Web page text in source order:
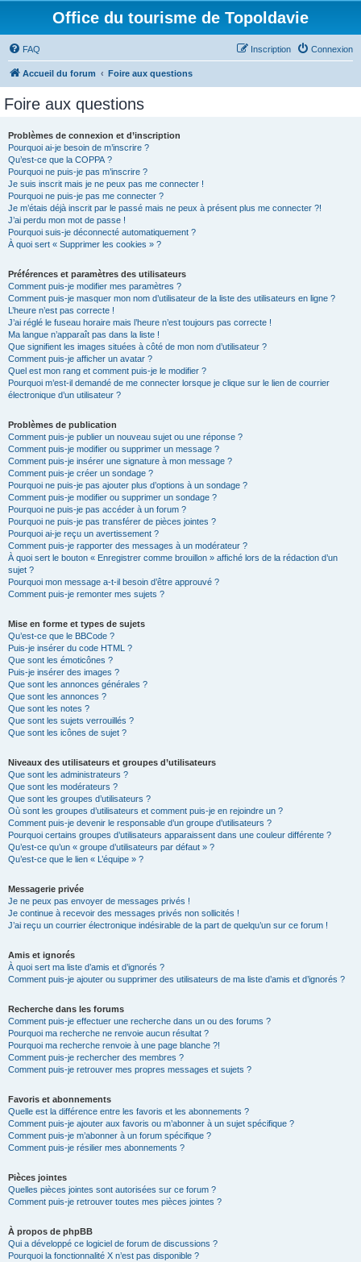
Office du tourisme de Topoldavie
FAQ Connexion
Inscription
Accueil du forum Foire aux questions
Foire aux questions
Problèmes de connexion et d’inscription
Pourquoi ai-je besoin de m’inscrire ?
Qu’est-ce que la COPPA ?
Pourquoi ne puis-je pas m’inscrire ?
Je suis inscrit mais je ne peux pas me connecter !
Pourquoi ne puis-je pas me connecter ?
Je m’étais déjà inscrit par le passé mais ne peux à présent plus me connecter ?!
J’ai perdu mon mot de passe !
Pourquoi suis-je déconnecté automatiquement ?
À quoi sert « Supprimer les cookies » ?
Préférences et paramètres des utilisateurs
Comment puis-je modifier mes paramètres ?
Comment puis-je masquer mon nom d’utilisateur de la liste des utilisateurs en ligne ?
L’heure n’est pas correcte !
J’ai réglé le fuseau horaire mais l’heure n’est toujours pas correcte !
Ma langue n’apparaît pas dans la liste !
Que signifient les images situées à côté de mon nom d’utilisateur ?
Comment puis-je afficher un avatar ?
Quel est mon rang et comment puis-je le modifier ?
Pourquoi m’est-il demandé de me connecter lorsque je clique sur le lien de courrier
électronique d’un utilisateur ?
Problèmes de publication
Comment puis-je publier un nouveau sujet ou une réponse ?
Comment puis-je modifier ou supprimer un message ?
Comment puis-je insérer une signature à mon message ?
Comment puis-je créer un sondage ?
Pourquoi ne puis-je pas ajouter plus d’options à un sondage ?
Comment puis-je modifier ou supprimer un sondage ?
Pourquoi ne puis-je pas accéder à un forum ?
Pourquoi ne puis-je pas transférer de pièces jointes ?
Pourquoi ai-je reçu un avertissement ?
Comment puis-je rapporter des messages à un modérateur ?
À quoi sert le bouton « Enregistrer comme brouillon » affiché lors de la rédaction d’un
sujet ?
Pourquoi mon message a-t-il besoin d’être approuvé ?
Comment puis-je remonter mes sujets ?
Mise en forme et types de sujets
Qu’est-ce que le BBCode ?
Puis-je insérer du code HTML ?
Que sont les émoticônes ?
Puis-je insérer des images ?
Que sont les annonces générales ?
Que sont les annonces ?
Que sont les notes ?
Que sont les sujets verrouillés ?
Que sont les icônes de sujet ?
Niveaux des utilisateurs et groupes d’utilisateurs
Que sont les administrateurs ?
Que sont les modérateurs ?
Que sont les groupes d’utilisateurs ?
Où sont les groupes d’utilisateurs et comment puis-je en rejoindre un ?
Comment puis-je devenir le responsable d’un groupe d’utilisateurs ?
Pourquoi certains groupes d’utilisateurs apparaissent dans une couleur différente ?
Qu’est-ce qu’un « groupe d’utilisateurs par défaut » ?
Qu’est-ce que le lien « L’équipe » ?
Messagerie privée
Je ne peux pas envoyer de messages privés !
Je continue à recevoir des messages privés non sollicités !
J’ai reçu un courrier électronique indésirable de la part de quelqu’un sur ce forum !
Amis et ignorés
À quoi sert ma liste d’amis et d’ignorés ?
Comment puis-je ajouter ou supprimer des utilisateurs de ma liste d’amis et d’ignorés ?
Recherche dans les forums
Comment puis-je effectuer une recherche dans un ou des forums ?
Pourquoi ma recherche ne renvoie aucun résultat ?
Pourquoi ma recherche renvoie à une page blanche ?!
Comment puis-je rechercher des membres ?
Comment puis-je retrouver mes propres messages et sujets ?
Favoris et abonnements
Quelle est la différence entre les favoris et les abonnements ?
Comment puis-je ajouter aux favoris ou m’abonner à un sujet spécifique ?
Comment puis-je m’abonner à un forum spécifique ?
Comment puis-je résilier mes abonnements ?
Pièces jointes
Quelles pièces jointes sont autorisées sur ce forum ?
Comment puis-je retrouver toutes mes pièces jointes ?
À propos de phpBB
Qui a développé ce logiciel de forum de discussions ?
Pourquoi la fonctionnalité X n’est pas disponible ?